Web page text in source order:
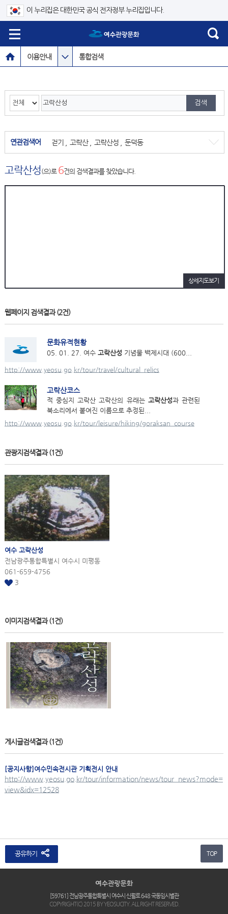
이 누리집은 대한민국 공식 전자정부 누리집입니다.
이용안내 통합검색
연관검색어 걷기 고락산, 고락산성, 둔덕동
고락산성(으)로 6건의 검색결과를 찾았습니다.
상세지도보기
웹페이지 검색결과(2건)
문화유적현황
05. 01. 27. 여수 고락산성 기념물 백제시대 (600...
http://www.yeosu.go.kr/tour/travel/cultural_relics
고락산코스
적 중심지 고락산 고락산의 유래는 고락산성과 관련된
북소리에서 붙여진 이름으로 추정된...
http://www.yeosu.go.kr/tour/leisure/hiking/goraksan_course
관광지검색결과(1건)
여수 고락산성
전남광주통합특별시 여수시 미평동
061-659-4756
3
이미지검색결과(1건)
게시글검색결과(1건)
[공지사항]여수민속전시관 기획전시 안내
http://www.yeosu.go.kr/tour/information/news/tour_news?mode=
view&idx=12528
공유하기 TOP
[59761] 전남광주통합특별시 여수시 신월로 648 국동임시별관
COPYRIGHT(C) 2015 BY YEOSUCITY. ALL RIGHT RESERVED.